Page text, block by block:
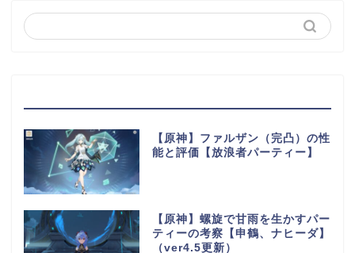
【原神】ファルザン（完凸）の性
能と評価【放浪者パーティー】
【原神】螺旋で甘雨を生かすパー
ティーの考察【申鶴、ナヒーダ】
（ver4.5更新）